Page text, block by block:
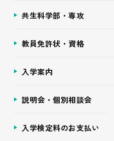
共生科学部・専攻
教員免許状・資格
入学案内
説明会・個別相談会
入学検定料のお支払い